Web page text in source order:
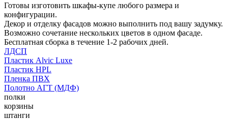
Готовы изготовить шкафы-купе любого размера и
конфигурации.
Декор и отделку фасадов можно выполнить под вашу задумку.
Возможно сочетание нескольких цветов в одном фасаде.
Бесплатная сборка в течение 1-2 рабочих дней.
ЛДСП
Пластик Alvic Luxe
Пластик HPL
Пленка ПВХ
Полотно АГТ (МДФ)
полки
корзины
штанги